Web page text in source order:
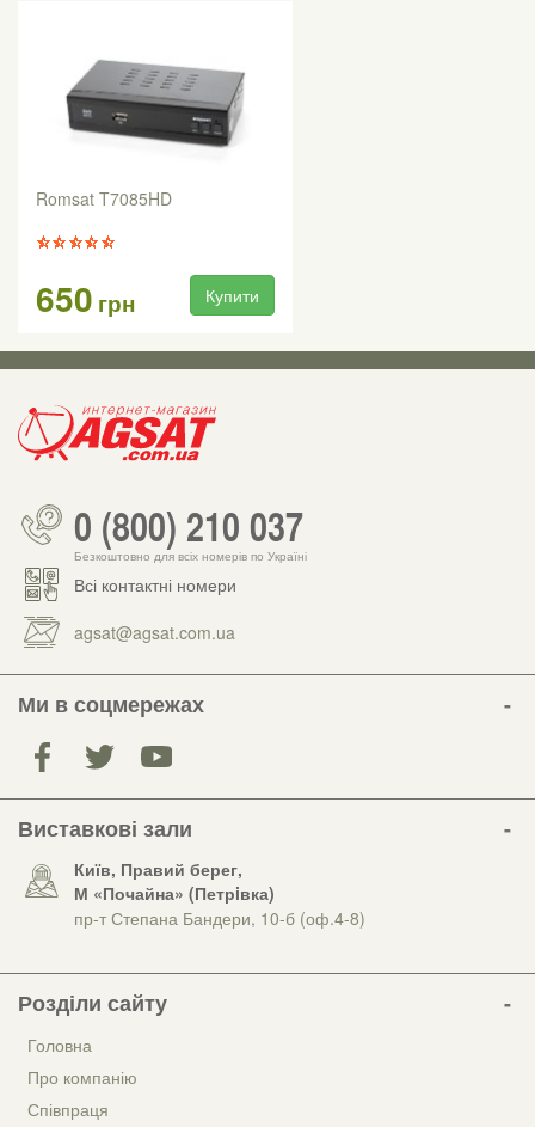
Romsat T7085HD
650 грн Купити
0 (800) 210 037
Безкоштовно для всіх номерів по Україні
Всі контактні номери
agsat@agsat.com.ua
Ми в соцмережах
Виставкові зали
Київ, Правий берег,
М «Почайна» (Петрiвка)
пр-т Степана Бандери, 10-б (оф.4-8)
Розділи сайту
Головна
Про компанію
Співпраця